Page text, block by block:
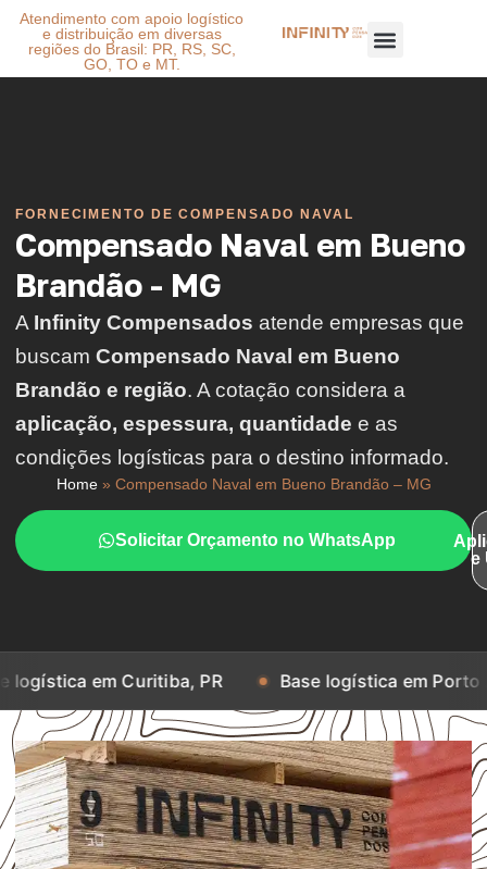
Atendimento com apoio logístico
e distribuição em diversas
regiões do Brasil: PR, RS, SC,
GO, TO e MT.
FORNECIMENTO DE COMPENSADO NAVAL
Compensado Naval em Bueno
Brandão - MG
A Infinity Compensados atende empresas que
buscam Compensado Naval em Bueno
Brandão e região. A cotação considera a
aplicação, espessura, quantidade e as
condições logísticas para o destino informado.
Home» Compensado Naval em Bueno Brandão – MG
Solicitar Orçamento no WhatsApp
e
Curitiba, PR Base logística em Porto Alegre, RS